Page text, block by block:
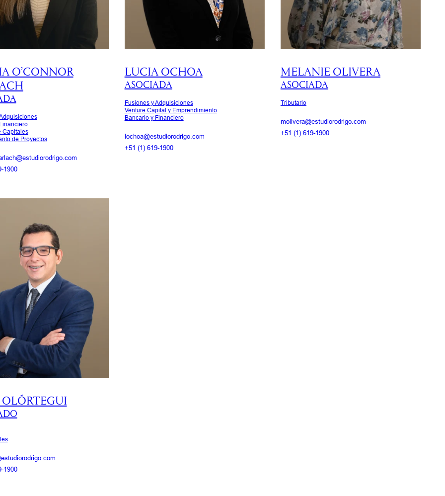
O’CONNOR
Capitales
de Proyectos
1900
LUCIA OCHOA
ASOCIADA
Fusiones y Adquisiciones
Venture Capital y Emprendimiento
Bancario y Financiero
lochoa@estudiorodrigo.com
+51 (1) 619-1900
MELANIE OLIVERA
ASOCIADA
Tributario
molivera@estudiorodrigo.com
+51 (1) 619-1900
1900